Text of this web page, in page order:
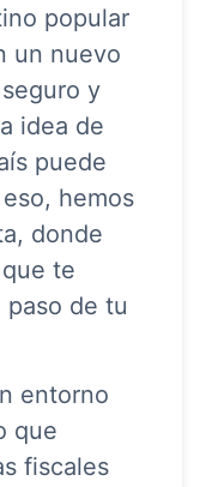
popular
un nuevo
y
idea de
puede
hemos
donde
te
paso de tu
entorno
que
fiscales